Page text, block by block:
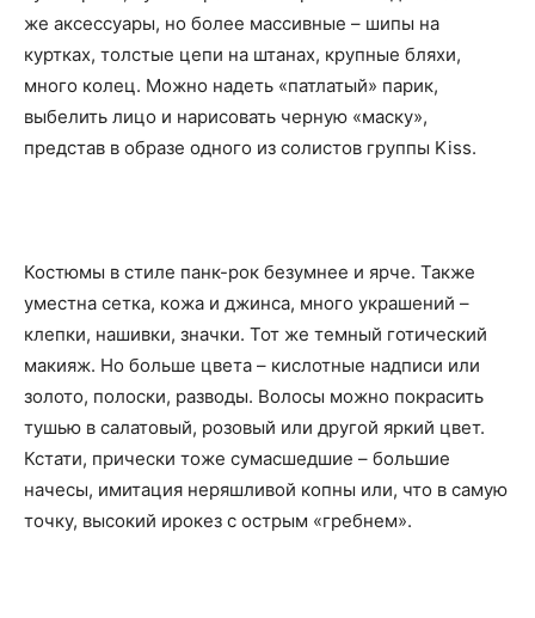
же аксессуары, но более массивные – шипы на
куртках, толстые цепи на штанах, крупные бляхи,
много колец. Можно надеть «патлатый» парик,
выбелить лицо и нарисовать черную «маску»,
представ в образе одного из солистов группы Kiss.
Костюмы в стиле панк-рок безумнее и ярче. Также
уместна сетка, кожа и джинса, много украшений –
клепки, нашивки, значки. Тот же темный готический
макияж. Но больше цвета – кислотные надписи или
золото, полоски, разводы. Волосы можно покрасить
тушью в салатовый, розовый или другой яркий цвет.
Кстати, прически тоже сумасшедшие – большие
начесы, имитация неряшливой копны или, что в самую
точку, высокий ирокез с острым «гребнем».